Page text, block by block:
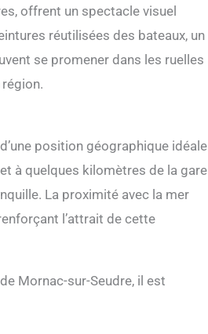
offrent un spectacle visuel
réutilisées des bateaux, un
se promener dans les ruelles
position géographique idéale
à quelques kilomètres de la gare
La proximité avec la mer
l’attrait de cette
Mornac-sur-Seudre, il est